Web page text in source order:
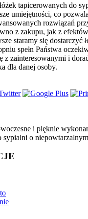
tapicerowanych do
umiejętności, co
rozwiązań
z zakupu, jak z
staramy się dostarczyć
spełn Państwa
z zainteresowanymi i
dla danej osoby.
i pięknie
sypialni o